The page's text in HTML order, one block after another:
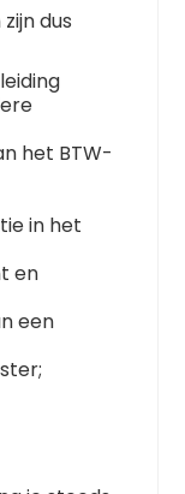
dus
het BTW-
in het
en
een